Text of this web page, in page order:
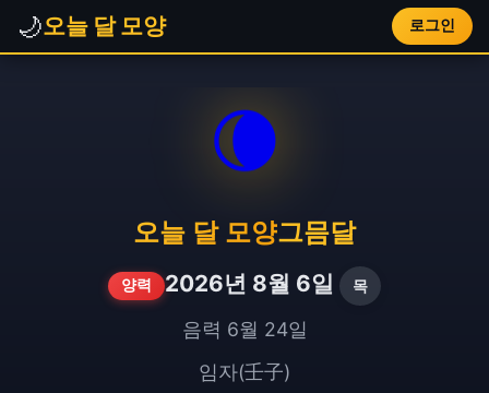
🌙오늘 달 모양 로그인
🌘
오늘 달 모양그믐달
양력 2026년 8월 6일 목
음력 6월 24일
임자(壬子)